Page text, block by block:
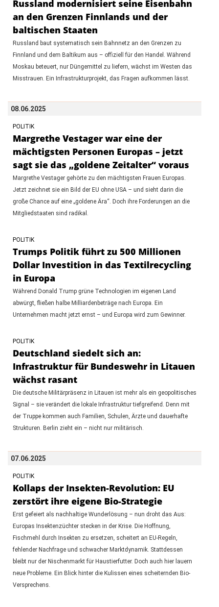
Russland modernisiert seine Eisenbahn
an den Grenzen Finnlands und der
baltischen Staaten
Russland baut systematisch sein Bahnnetz an den Grenzen zu
Finnland und dem Baltikum aus – offiziell für den Handel. Während
Moskau beteuert, nur Düngemittel zu liefern, wächst im Westen das
Misstrauen. Ein Infrastrukturprojekt, das Fragen aufkommen lässt.
08.06.2025
POLITIK
Margrethe Vestager war eine der
mächtigsten Personen Europas – jetzt
sagt sie das „goldene Zeitalter“ voraus
Margrethe Vestager gehörte zu den mächtigsten Frauen Europas.
Jetzt zeichnet sie ein Bild der EU ohne USA – und sieht darin die
große Chance auf eine „goldene Ära“. Doch ihre Forderungen an die
Mitgliedstaaten sind radikal.
POLITIK
Trumps Politik führt zu 500 Millionen
Dollar Investition in das Textilrecycling
in Europa
Während Donald Trump grüne Technologien im eigenen Land
abwürgt, fließen halbe Milliardenbeträge nach Europa. Ein
Unternehmen macht jetzt ernst – und Europa wird zum Gewinner.
POLITIK
Deutschland siedelt sich an:
Infrastruktur für Bundeswehr in Litauen
wächst rasant
Die deutsche Militärpräsenz in Litauen ist mehr als ein geopolitisches
Signal – sie verändert die lokale Infrastruktur tiefgreifend. Denn mit
der Truppe kommen auch Familien, Schulen, Ärzte und dauerhafte
Strukturen. Berlin zieht ein – nicht nur militärisch.
07.06.2025
POLITIK
Kollaps der Insekten-Revolution: EU
zerstört ihre eigene Bio-Strategie
Erst gefeiert als nachhaltige Wunderlösung – nun droht das Aus:
Europas Insektenzüchter stecken in der Krise. Die Hoffnung,
Fischmehl durch Insekten zu ersetzen, scheitert an EU-Regeln,
fehlender Nachfrage und schwacher Marktdynamik. Stattdessen
bleibt nur der Nischenmarkt für Haustierfutter. Doch auch hier lauern
neue Probleme. Ein Blick hinter die Kulissen eines scheiternden Bio-
Versprechens.